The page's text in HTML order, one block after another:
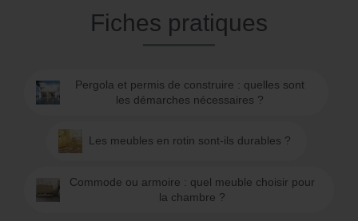
Fiches pratiques
Pergola et permis de construire : quelles sont
les démarches nécessaires ?
Les meubles en rotin sont-ils durables ?
Commode ou armoire : quel meuble choisir pour
la chambre ?